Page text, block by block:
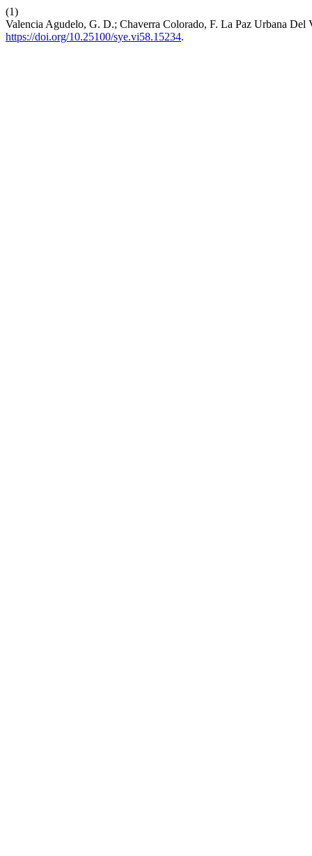
(1)
Valencia Agudelo, G. D.; Chaverra Colorado, F. La Paz Urbana
https://doi.org/10.25100/sye.vi58.15234.